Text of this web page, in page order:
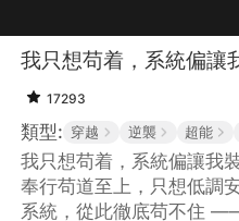
我只想苟着，系統偏讓
17293
類型: 穿越 逆襲 超能
我只想苟着，系統偏讓我
奉行苟道至上，只想低調
系統，從此徹底苟不住